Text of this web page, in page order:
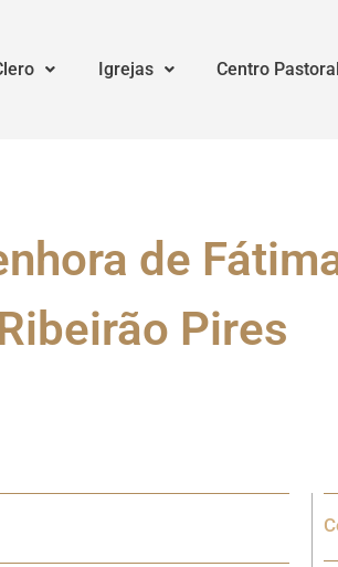
Igrejas Centro Pastoral
de
Pires